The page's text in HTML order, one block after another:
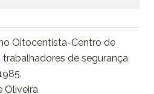
Oitocentista-Centro de
de segurança
Oliveira